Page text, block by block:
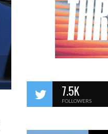
7.5K
FOLLOWERS